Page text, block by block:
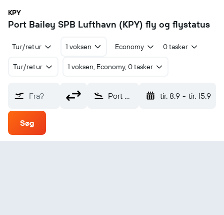
KPY
Port Bailey SPB Lufthavn (KPY) fly og flystatus
Tur/retur 1 voksen Economy 0 tasker
Tur/retur 1 voksen, Economy, 0 tasker
Fra? Port Bailey SPB (KPY) tir. 8.9 - tir. 15.9
Søg